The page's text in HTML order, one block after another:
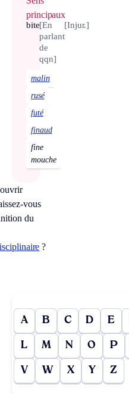
principaux
bite[En
parlant
de
qqn]
[Injur.]
malin
rusé
futé
finaud
fine
mouche
vous
du
?
A B C D E
L M N O P
V W X Y Z